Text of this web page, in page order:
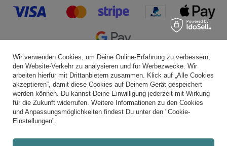
Bequeme Lieferung
Du kannst uns vertrauen
Wir verwenden Cookies, um Deine Online-Erfahrung zu verbessern,
den Website-Verkehr zu analysieren und für Werbezwecke. Wir
arbeiten hierfür mit Drittanbietern zusammen. Klick auf „Alle Cookies
akzeptieren“, damit diese Cookies auf Deinem Gerät gespeichert
werden können. Du kannst Deine Einwilligung jederzeit mit Wirkung
für die Zukunft widerrufen. Weitere Informationen zu den Cookies
und Anpassungsmöglichkeiten findest Du unter den "Cookie-
Einstellungen".